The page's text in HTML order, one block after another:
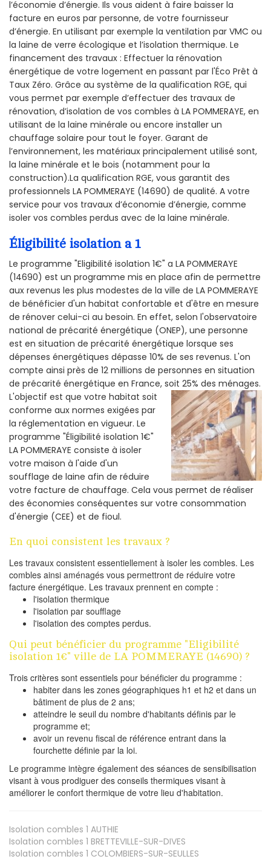
l’économie d’énergie. Ils vous aident à faire baisser la
facture en euros par personne, de votre fournisseur
d’énergie. En utilisant par exemple la ventilation par VMC ou
la laine de verre écologique et l’isolation thermique. Le
financement des travaux : Effectuer la rénovation
énergétique de votre logement en passant par l'Éco Prêt à
Taux Zéro. Grâce au système de la qualification RGE, qui
vous permet par exemple d’effectuer des travaux de
rénovation, d’isolation de vos combles à LA POMMERAYE, en
utilisant de la laine minérale ou encore installer un
chauffage solaire pour tout le foyer. Garant de
l’environnement, les matériaux principalement utilisé sont,
la laine minérale et le bois (notamment pour la
construction).La qualification RGE, vous garantit des
professionnels LA POMMERAYE (14690) de qualité. A votre
service pour vos travaux d’économie d’énergie, comme
isoler vos combles perdus avec de la laine minérale.
Éligibilité isolation a 1
Le programme "Eligibilité isolation 1€" a LA POMMERAYE
(14690) est un programme mis en place afin de permettre
aux revenus les plus modestes de la ville de LA POMMERAYE
de bénéficier d'un habitat confortable et d'être en mesure
de rénover celui-ci au besoin. En effet, selon l'observatoire
national de précarité énergétique (ONEP), une personne
est en situation de précarité énergétique lorsque ses
dépenses énergétiques dépasse 10% de ses revenus. L'on
compte ainsi près de 12 millions de personnes en situation
de précarité énergétique en France, soit 25% des ménages.
L'objectif est que votre habitat soit
conforme aux normes exigées par
la réglementation en vigueur. Le
programme "Éligibilité isolation 1€"
LA POMMERAYE consiste à isoler
votre maison à l'aide d'un
soufflage de laine afin de réduire
votre facture de chauffage. Cela vous permet de réaliser
des économies conséquentes sur votre consommation
d'énergie (CEE) et de fioul.
En quoi consistent les travaux ?
Les travaux consistent essentiellement à isoler les combles. Les
combles ainsi aménagés vous permettront de réduire votre
facture énergétique. Les travaux prennent en compte :
l'isolation thermique
l'isolation par soufflage
l'isolation des comptes perdus.
Qui peut bénéficier du programme "Eligibilité
isolation 1€" ville de LA POMMERAYE (14690) ?
Trois critères sont essentiels pour bénéficier du programme :
habiter dans les zones géographiques h1 et h2 et dans un
bâtiment de plus de 2 ans;
atteindre le seuil du nombre d'habitants définis par le
programme et;
avoir un revenu fiscal de référence entrant dans la
fourchette définie par la loi.
Le programme intègre également des séances de sensibilisation
visant à vous prodiguer des conseils thermiques visant à
améliorer le confort thermique de votre lieu d'habitation.
Isolation combles 1 AUTHIE
Isolation combles 1 BRETTEVILLE-SUR-DIVES
Isolation combles 1 COLOMBIERS-SUR-SEULLES